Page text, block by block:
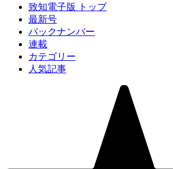
致知電子版 トップ
最新号
バックナンバー
連載
カテゴリー
人気記事